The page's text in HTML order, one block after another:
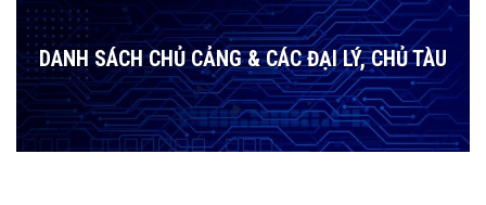
DANH SÁCH CHỦ CẢNG & CÁC ĐẠI LÝ, CHỦ TÀU